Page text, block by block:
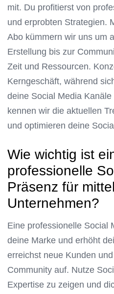
mit. Du profitierst von
und erprobten Strategien.
Abo kümmern wir uns um
Erstellung bis zur
Zeit und Ressourcen.
Kerngeschäft, während
deine Social Media
kennen wir die aktuellen
und optimieren deine
Wie wichtig ist
professionelle
Präsenz für
Unternehmen?
Eine professionelle Social
deine Marke und erhöht
erreichst neue Kunden
Community auf. Nutze
Expertise zu zeigen und